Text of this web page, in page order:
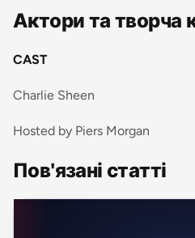
Актори та творча
CAST
Charlie Sheen
Hosted by Piers Morgan
Пов'язані статті